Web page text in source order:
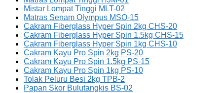
Mistar Lompat Tinggi MLT-02
Matras Senam Olympus MSO-15
Cakram Fiberglass Hyper Spin 2kg CHS-20
Cakram Fiberglass Hyper Spin 1.5kg CHS-15
Cakram Fiberglass Hyper Spin 1kg CHS-10
Cakram Kayu Pro Spin 2kg PS-20
Cakram Kayu Pro Spin 1.5kg PS-15
Cakram Kayu Pro Spin 1kg PS-10
Tolak Peluru Besi 2kg TPB-2
Papan Skor Bulutangkis BS-02